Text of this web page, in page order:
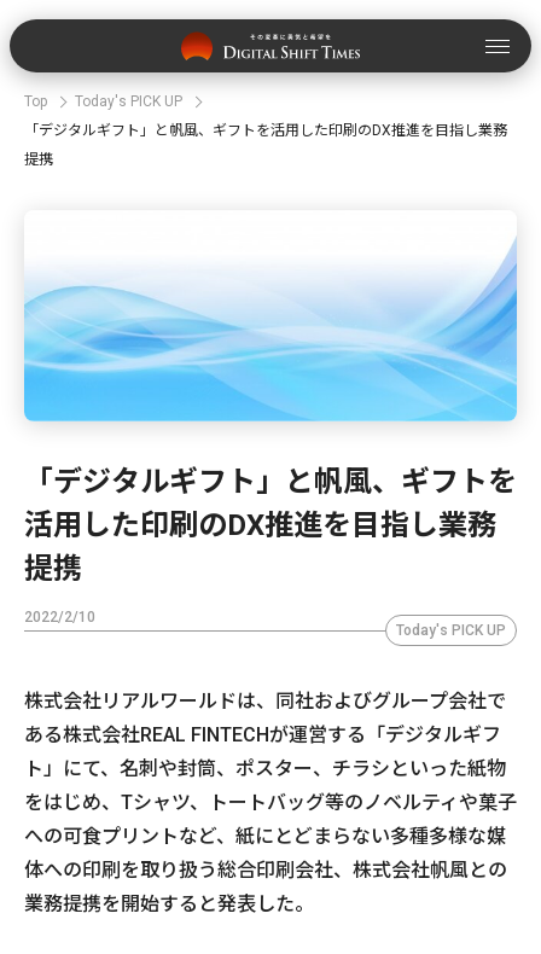
Top
Today's PICK UP
「デジタルギフト」と帆風、ギフトを活用した印刷のDX推進を目指し業務
提携
「デジタルギフト」と帆風、ギフトを
活用した印刷のDX推進を目指し業務
提携
2022/2/10
Today's PICK UP
株式会社リアルワールドは、同社およびグループ会社で
ある株式会社REAL FINTECHが運営する「デジタルギフ
ト」にて、名刺や封筒、ポスター、チラシといった紙物
をはじめ、Tシャツ、トートバッグ等のノベルティや菓子
への可食プリントなど、紙にとどまらない多種多様な媒
体への印刷を取り扱う総合印刷会社、株式会社帆風との
業務提携を開始すると発表した。